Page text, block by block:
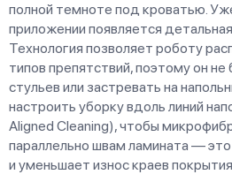
полной темноте под кроватью.
приложении появляется
Технология позволяет роботу
типов препятствий, поэтому он
стульев или застревать на
настроить уборку вдоль линий
Aligned Cleaning), чтобы
параллельно швам ламината — это
и уменьшает износ краев